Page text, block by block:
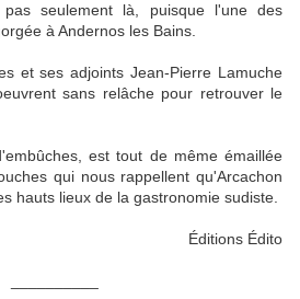
seulement là, puisque l'une des
à Andernos les Bains.
et ses adjoints Jean-Pierre Lamuche
sans relâche pour retrouver le
est tout de même émaillée
qui nous rappellent qu'Arcachon
hauts lieux de la gastronomie sudiste.
Éditions Édito